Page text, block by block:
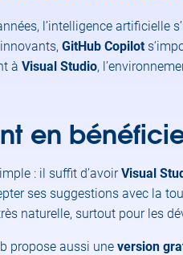
l’intelligence artificielle
GitHub Copilot
àVisual Studio,
en
: il suffit d’avoirVisual
ses suggestions avec la
naturelle, surtout pour les
propose aussi uneversion